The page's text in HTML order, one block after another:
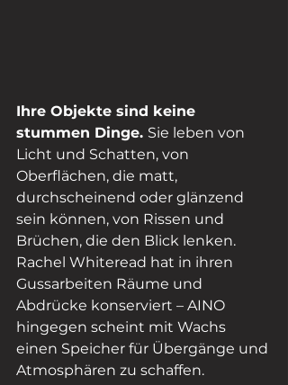
Ihre Objekte sind keine
stummen Dinge. Sie leben von
Licht und Schatten, von
Oberflächen, die matt,
durchscheinend oder glänzend
sein können, von Rissen und
Brüchen, die den Blick lenken.
Rachel Whiteread hat in ihren
Gussarbeiten Räume und
Abdrücke konserviert – AINO
hingegen scheint mit Wachs
einen Speicher für Übergänge und
Atmosphären zu schaffen.